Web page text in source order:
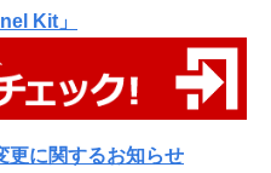
Kit」
更に関するお知らせ